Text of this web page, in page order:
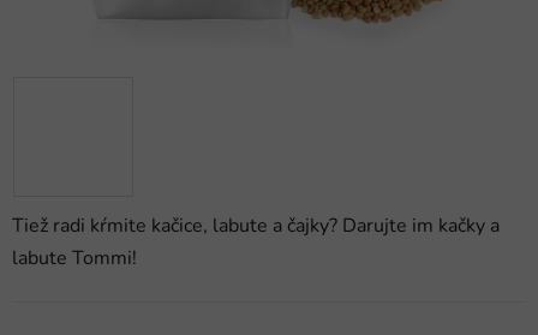
Tiež radi kŕmite kačice, labute a čajky? Darujte im kačky a
labute Tommi!